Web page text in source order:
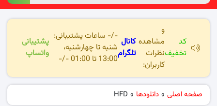
کد
تخفیف
و
مشاهده
نظرات
کاربران:
کانال
تلگرام
-/- ساعات پشتیبانی:
شنبه تا چهارشنبه،
13:00 تا 01:00 -/-
پشتیبانی
واتساپ
صفحه اصلی » دانلودها »
HFD